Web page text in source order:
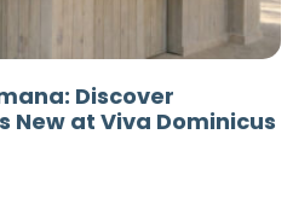
Discover
New at Viva Dominicus